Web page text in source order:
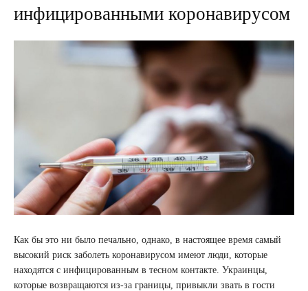
инфицированными коронавирусом
Как бы это ни было печально, однако, в настоящее время самый
высокий риск заболеть коронавирусом имеют люди, которые
находятся с инфицированным в тесном контакте. Украинцы,
которые возвращаются из-за границы, привыкли звать в гости